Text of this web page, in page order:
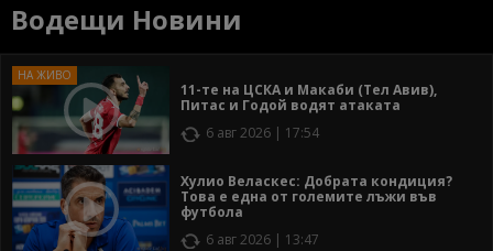
Водещи Новини
11-те на ЦСКА и Макаби (Тел Авив),
Питас и Годой водят атаката
6 авг 2026 | 17:54
Хулио Веласкес: Добрата кондиция?
Това е една от големите лъжи във
футбола
6 авг 2026 | 13:47